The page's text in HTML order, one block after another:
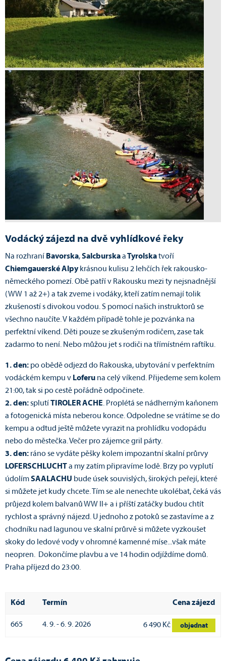
Vodácký zájezd na dvě vyhlídkové řeky
Na rozhraní Bavorska,SalcburskaaTyrolskatvoří
Chiemgauerské Alpykrásnou kulisu 2 lehčích řek rakousko-
německého pomezí. Obě patří v Rakousku mezi ty nejsnadnější
(WW 1 až 2+) a tak zveme i vodáky, kteří zatím nemají tolik
zkušeností s divokou vodou. S pomocí našich instruktorů se
všechno naučíte.V každém případě tohle je pozvánka na
perfektní víkend. Děti pouze se zkušeným rodičem, zase tak
zadarmo to není. Nebo můžou jet s rodiči na třímístném raftíku.
1. den: po obědě odjezd do Rakouska, ubytování v perfektním
vodáckém kempu v Loferu na celý víkend. Přijedeme sem kolem
21:00, tak si po cestě pořádně odpočinete.
2. den:splutí TIROLER ACHE. Proplétá se nádherným kaňonem
a fotogenická místa neberou konce. Odpoledne se vrátíme se do
kempu a odtud ještě můžete vyrazit na prohlídku vodopádu
nebo do městečka. Večer pro zájemce gril párty.
3. den: ráno se vydáte pěšky kolem impozantní skalní průrvy
LOFERSCHLUCHTa my zatím připravíme lodě. Brzy po vyplutí
údolímSAALACHU bude úsek souvislých, širokých peřejí, které
si můžete jet kudy chcete. Tím se ale nenechte ukolébat, čeká vás
průjezd kolem balvanů WW II+ a i příští zatáčky budou chtít
rychlost a správný nájezd. U jednoho z potoků se zastavíme a z
chodníku nad lagunou ve skalní průrvě si můžete vyzkoušet
skoky do ledové vody v ohromné kamenné míse...však máte
neopren. Dokončíme plavbu a ve 14 hodin odjíždíme domů.
Praha příjezd do 23:00.
Kód Termín Cena zájezd
665 4. 9. - 6. 9. 2026 6 490 Kč objednat